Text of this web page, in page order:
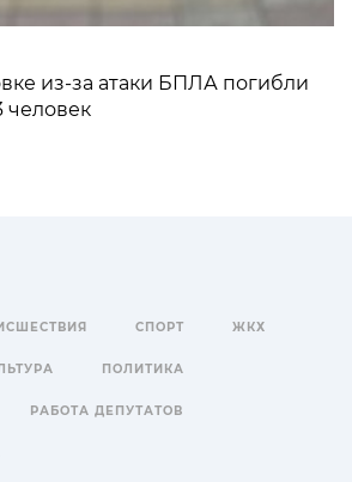
из-за атаки БПЛА погибли
человек
СПОРТ ЖКХ
ПОЛИТИКА
РАБОТА ДЕПУТАТОВ